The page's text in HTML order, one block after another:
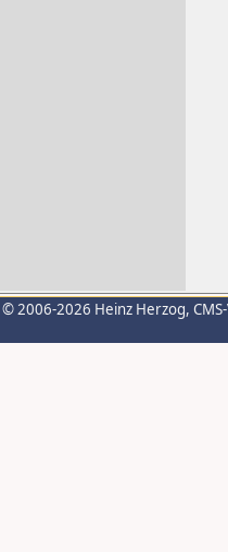
© 2006-2026 Heinz Herzog,